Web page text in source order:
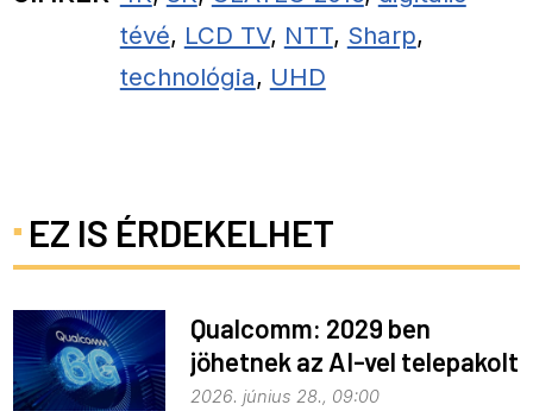
tévé, LCD TV, NTT, Sharp,
technológia, UHD
EZ IS ÉRDEKELHET
Qualcomm: 2029 ben
jöhetnek az AI-vel telepakolt
6G-s telefonok
2026. június 28., 09:00